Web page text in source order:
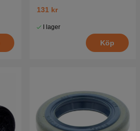
131 kr
I lager
Köp